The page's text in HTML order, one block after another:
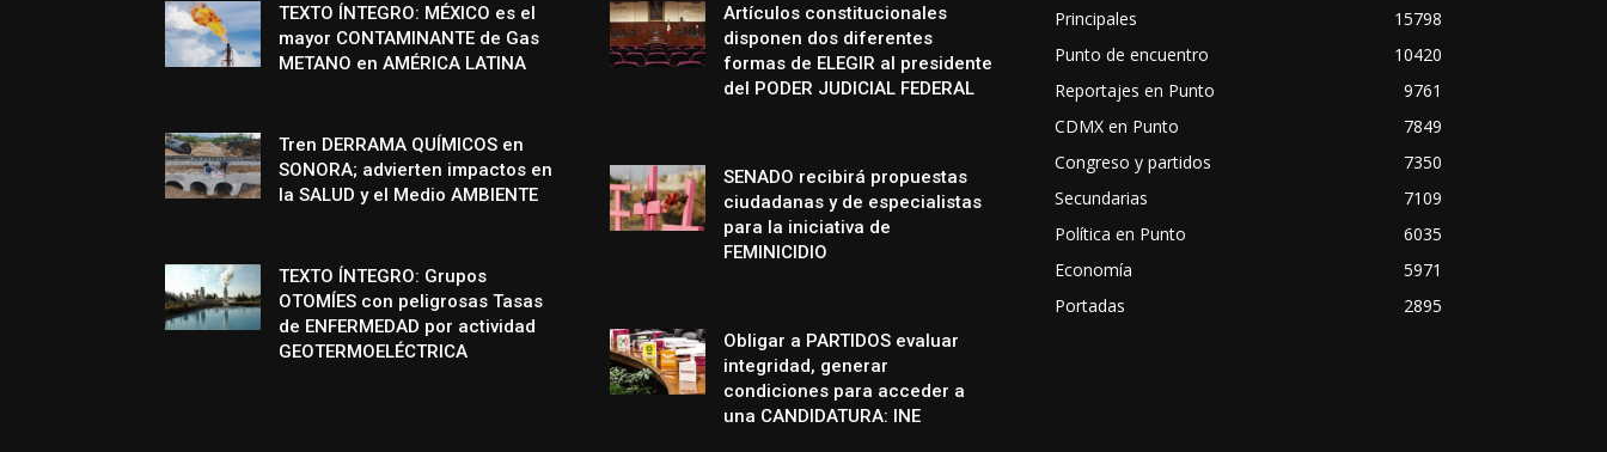
TEXTO ÍNTEGRO: MÉXICO es el
mayor CONTAMINANTE de Gas
METANO en AMÉRICA LATINA
Tren DERRAMA QUÍMICOS en
SONORA; advierten impactos en
la SALUD y el Medio AMBIENTE
TEXTO ÍNTEGRO: Grupos
OTOMÍES con peligrosas Tasas
de ENFERMEDAD por actividad
GEOTERMOELÉCTRICA
Artículos constitucionales
disponen dos diferentes
formas de ELEGIR al presidente
del PODER JUDICIAL FEDERAL
SENADO recibirá propuestas
ciudadanas y de especialistas
para la iniciativa de
FEMINICIDIO
Obligar a PARTIDOS evaluar
integridad, generar
condiciones para acceder a
una CANDIDATURA: INE
Principales
15798
Punto de encuentro
10420
Reportajes en Punto
9761
CDMX en Punto
7849
Congreso y partidos
7350
Secundarias
7109
Política en Punto
6035
Economía
5971
Portadas
2895